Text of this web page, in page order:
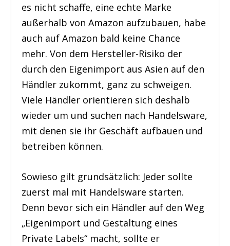
es nicht schaffe, eine echte Marke
außerhalb von Amazon aufzubauen, habe
auch auf Amazon bald keine Chance
mehr. Von dem Hersteller-Risiko der
durch den Eigenimport aus Asien auf den
Händler zukommt, ganz zu schweigen.
Viele Händler orientieren sich deshalb
wieder um und suchen nach Handelsware,
mit denen sie ihr Geschäft aufbauen und
betreiben können.
Sowieso gilt grundsätzlich: Jeder sollte
zuerst mal mit Handelsware starten.
Denn bevor sich ein Händler auf den Weg
„Eigenimport und Gestaltung eines
Private Labels“ macht, sollte er